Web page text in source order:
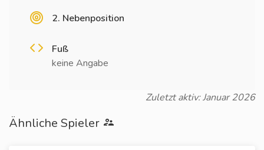
2. Nebenposition
Fuß
keine Angabe
Zuletzt aktiv: Januar 2026
Ähnliche Spieler